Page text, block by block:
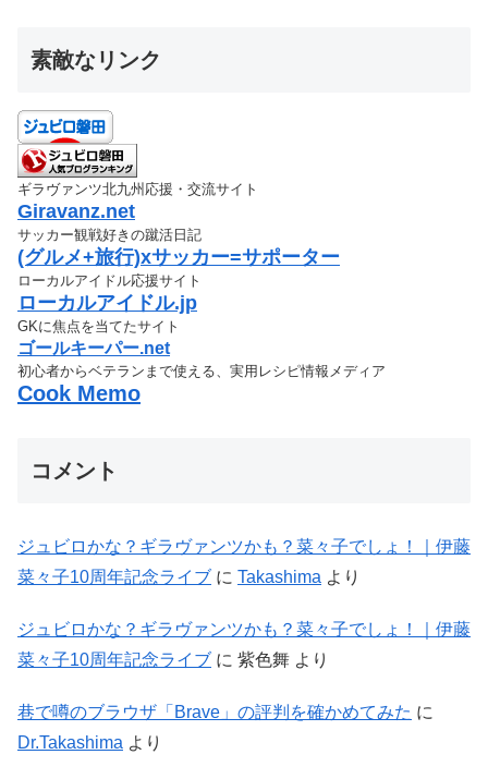
素敵なリンク
ギラヴァンツ北九州応援・交流サイト
Giravanz.net
サッカー観戦好きの蹴活日記
(グルメ+旅行)xサッカー=サポーター
ローカルアイドル応援サイト
ローカルアイドル.jp
GKに焦点を当てたサイト
ゴールキーパー.net
初心者からベテランまで使える、実用レシピ情報メディア
Cook Memo
コメント
ジュビロかな？ギラヴァンツかも？菜々子でしょ！｜伊藤
菜々子10周年記念ライブ に Takashima より
ジュビロかな？ギラヴァンツかも？菜々子でしょ！｜伊藤
菜々子10周年記念ライブ に 紫色舞 より
巷で噂のブラウザ「Brave」の評判を確かめてみた に
Dr.Takashima より